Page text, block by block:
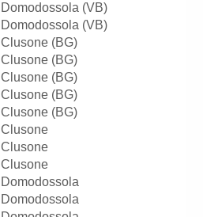
Domodossola (VB)
Domodossola (VB)
Clusone (BG)
Clusone (BG)
Clusone (BG)
Clusone (BG)
Clusone (BG)
Clusone
Clusone
Clusone
Domodossola
Domodossola